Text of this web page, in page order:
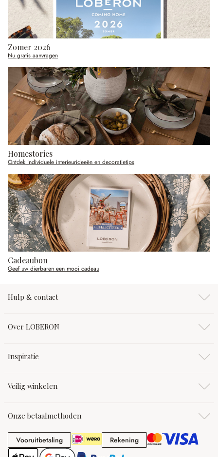
Zomer 2026
Nu gratis aanvragen
Homestories
Ontdek individuele interieurideeën en decoratietips
Cadeaubon
Geef uw dierbaren een mooi cadeau
Hulp & contact
Over LOBERON
Inspiratie
Veilig winkelen
Onze betaalmethoden
VooruitbetalingVooruitbetaling RekeningRekening